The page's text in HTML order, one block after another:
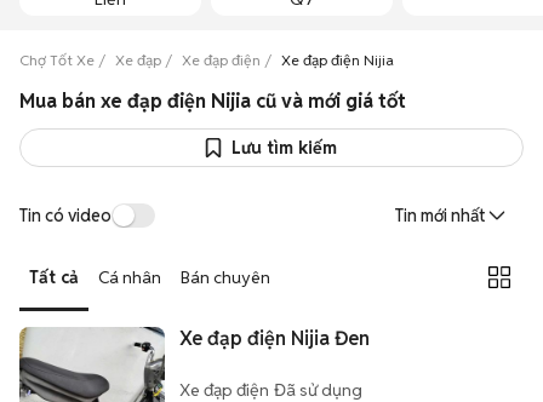
Chợ Tốt Xe Xe đạp Xe đạp điện Xe đạp điện Nijia
Mua bán xe đạp điện Nijia cũ và mới giá tốt
Lưu tìm kiếm
Tin có video Tin mới nhất
Tất cả Cá nhân Bán chuyên
Xe đạp điện Nijia Đen
Xe đạp điện Đã sử dụng